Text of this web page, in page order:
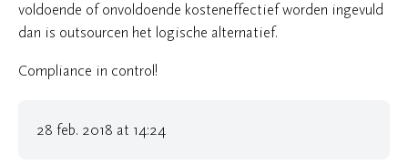
voldoende of onvoldoende kosteneffectief worden ingevuld
dan is outsourcen het logische alternatief.
Compliance in control!
28 feb. 2018 at 14:24